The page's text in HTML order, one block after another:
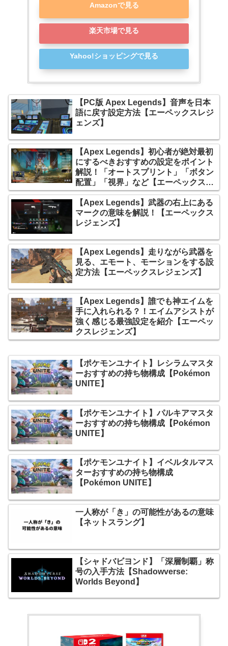
Amazonで見る
楽天市場で見る
Yahoo!ショッピングで見る
【PC版 Apex Legends】音声を日本
語に戻す設定方法【エーペックスレジ
ェンズ】
【Apex Legends】初心者が絶対最初
にするべきおすすめの設定をポイント
解説！「オートスプリント」「ボタン
配置」「視界」など【エーペックスレ
ジェンズ】
【Apex Legends】武器の右上にある
マークの意味を解説！【エーペックス
レジェンズ】
【Apex Legends】走りながら武器を
見る、エモート、モーションをする設
定方法【エーペックスレジェンズ】
【Apex Legends】誰でも神エイムを
手に入れられる？！エイムアシストが
強く感じる最強設定を紹介【エーペッ
クスレジェンズ】
【ポケモンユナイト】レシラムマスタ
ーおすすめの持ち物構成【Pokémon
UNITE】
【ポケモンユナイト】パルキアマスタ
ーおすすめの持ち物構成【Pokémon
UNITE】
【ポケモンユナイト】イベルタルマス
ターおすすめの持ち物構成
【Pokémon UNITE】
一人称が「き」の可能性があるの意味
【ネットスラング】
【シャドバビヨンド】「深層制覇」称
号の入手方法【Shadowverse:
Worlds Beyond】